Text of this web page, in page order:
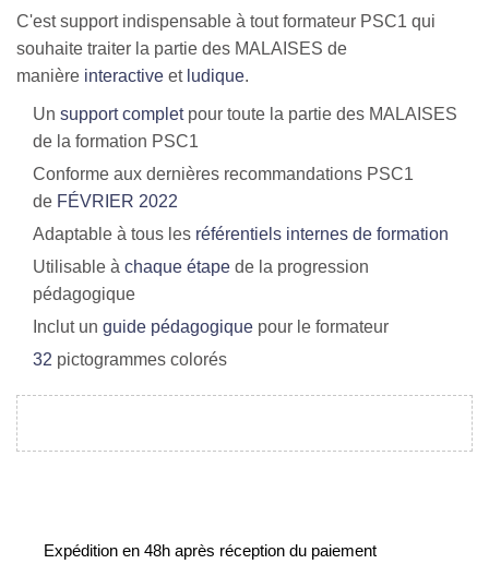
C'est support indispensable à tout formateur PSC1 qui
souhaite traiter la partie des MALAISES de
manière interactive et ludique.
Un support completpour toute la partie des MALAISES
de la formation PSC1
Conforme aux dernières recommandations PSC1
de FÉVRIER 2022
Adaptable à tous les référentiels internes de formation
Utilisable à chaque étape de la progression
pédagogique
Inclut un guide pédagogique pour le formateur
32 pictogrammes colorés
Expédition en 48h après réception du paiement